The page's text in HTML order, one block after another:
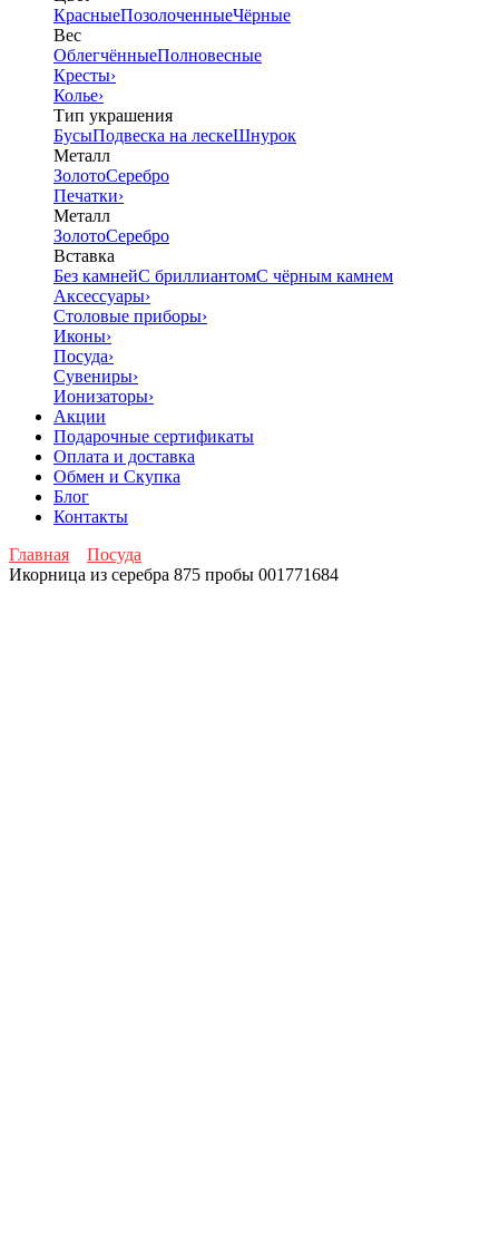
КрасныеПозолоченныеЧёрные
Вес
ОблегчённыеПолновесные
Кресты›
Колье›
Тип украшения
БусыПодвеска на лескеШнурок
Металл
ЗолотоСеребро
Печатки›
Металл
ЗолотоСеребро
Вставка
Без камнейС бриллиантомС чёрным камнем
Аксессуары›
Столовые приборы›
Иконы›
Посуда›
Сувениры›
Ионизаторы›
Акции
Подарочные сертификаты
Оплата и доставка
Обмен и Скупка
Блог
Контакты
Главная
Посуда
Икорница из серебра 875 пробы 001771684